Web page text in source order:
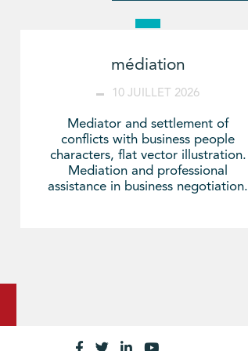
médiation
10 JUILLET 2026
Mediator and settlement of
conflicts with business people
characters, flat vector illustration.
Mediation and professional
assistance in business negotiation.